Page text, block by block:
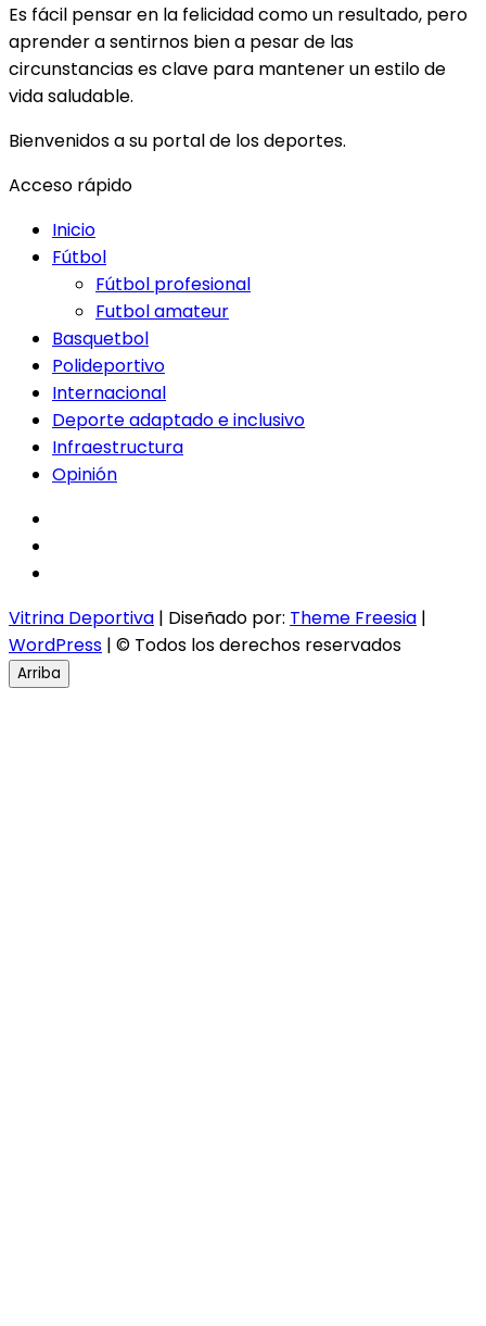
Es fácil pensar en la felicidad como un resultado, pero
aprender a sentirnos bien a pesar de las
circunstancias es clave para mantener un estilo de
vida saludable.
Bienvenidos a su portal de los deportes.
Acceso rápido
Inicio
Fútbol
Fútbol profesional
Futbol amateur
Basquetbol
Polideportivo
Internacional
Deporte adaptado e inclusivo
Infraestructura
Opinión
Vitrina Deportiva | Diseñado por: Theme Freesia |
WordPress | © Todos los derechos reservados
Arriba